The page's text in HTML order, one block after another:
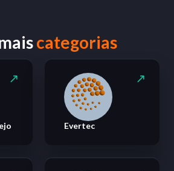
categorias
Evertec